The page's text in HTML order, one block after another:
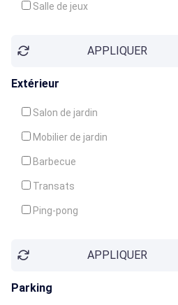
Salle de jeux
Balcon / Terrasse
APPLIQUER
Extérieur
Salon de jardin
Mobilier de jardin
Barbecue
Transats
Ping-pong
Jeux d'enfantsAPPLIQUER
Parking